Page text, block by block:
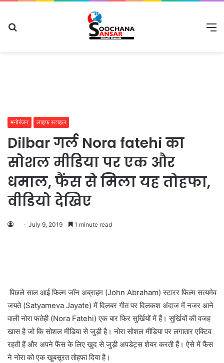
मनोरंजन लाइफ स्टाइल
Dilbar गर्ल Nora fatehi का
सोशल मीडिया पर एक और
धमाल, फैंस से मिला यह तोहफा,
वीडियो देखिए
July 9, 2019 1 minute read
पिछले साल आई फिल्म जॉन अब्राहम (John Abraham) स्टारर फिल्म सत्यमेव
जयते (Satyameva Jayate) में दिलबर गीत पर दिलकश अंदाज में नजर आने
वाली नोरा फतेही (Nora Fatehi) एक बार फिर सुर्खियों में हैं। सुर्खियों की वजह
खास है जो कि सोशल मीडिया से जुड़ी है। नोरा सोशल मीडिया पर लगातार एक्टिव
रहती हैं और अपने फैंस के लिए खुद से जुड़ी अपडेट्स शेयर करती हैं। ऐसे में फैंस
ने नोरा को एक खूबसूरत तोहफा दिया है।